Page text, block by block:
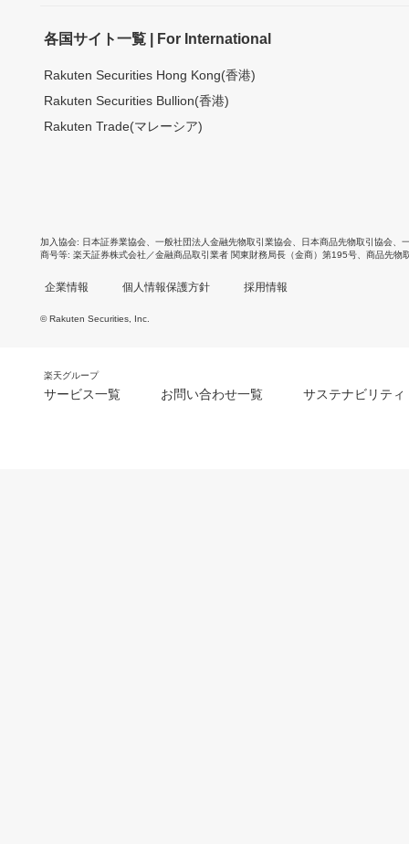
各国サイト一覧 | For International
Rakuten Securities Hong Kong(香港)
Rakuten Securities Bullion(香港)
Rakuten Trade(マレーシア)
加入協会 日本証券業協会 一般社団法人金融先物取引業協会 日本商品先物取引協会
商号等 楽天証券株式会社／金融商品取引業者 関東財務局長（金商）第195号、商品先物
企業情報 個人情報保護方針 採用情報
© Rakuten Securities, Inc.
楽天グループ
サービス一覧 お問い合わせ一覧 サステナビリティ